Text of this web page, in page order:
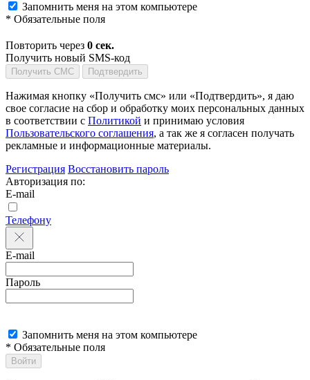
Запомнить меня на этом компьютере
* Обязательные поля
Повторить через 0 сек.
Получить новый SMS-код
Получить СМС Подтвердить
Нажимая кнопку «Получить смс» или «Подтвердить», я даю
свое согласие на сбор и обработку моих персональных данных
в соответствии с Политикой и принимаю условия
Пользовательского соглашения, а так же я согласен получать
рекламные и информационные материалы.
Регистрация Восстановить пароль
Авторизация по:
E-mail
Телефону
E-mail
Пароль
Запомнить меня на этом компьютере
* Обязательные поля
Войти